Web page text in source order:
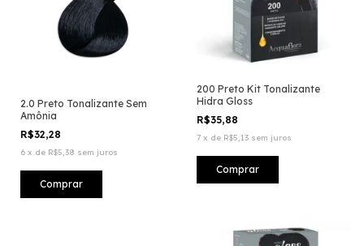
2.0 Preto Tonalizante Sem
Amônia
R$32,28
6 x de R$5,38 sem juros
200 Preto Kit Tonalizante
Hidra Gloss
R$35,88
7 x de R$5,13 sem juros